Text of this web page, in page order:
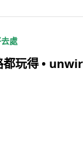
處
都玩得 •